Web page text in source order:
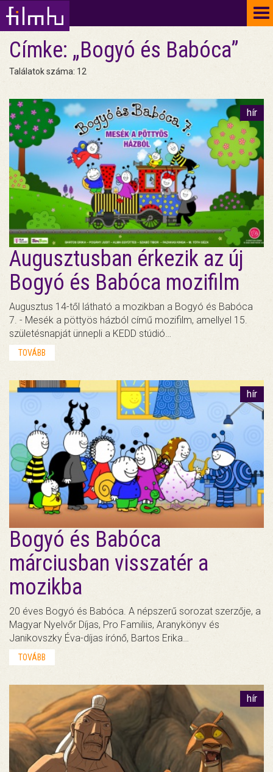
Címke: „Bogyó és Babóca”
Találatok száma: 12
hír
Augusztusban érkezik az új
Bogyó és Babóca mozifilm
Augusztus 14-től látható a mozikban a Bogyó és Babóca
7. - Mesék a pöttyös házból című mozifilm, amellyel 15.
születésnapját ünnepli a KEDD stúdió…
TOVÁBB
hír
Bogyó és Babóca
márciusban visszatér a
mozikba
20 éves Bogyó és Babóca. A népszerű sorozat szerzője, a
Magyar Nyelvőr Díjas, Pro Familiis, Aranykönyv és
Janikovszky Éva-díjas írónő, Bartos Erika…
TOVÁBB
hír